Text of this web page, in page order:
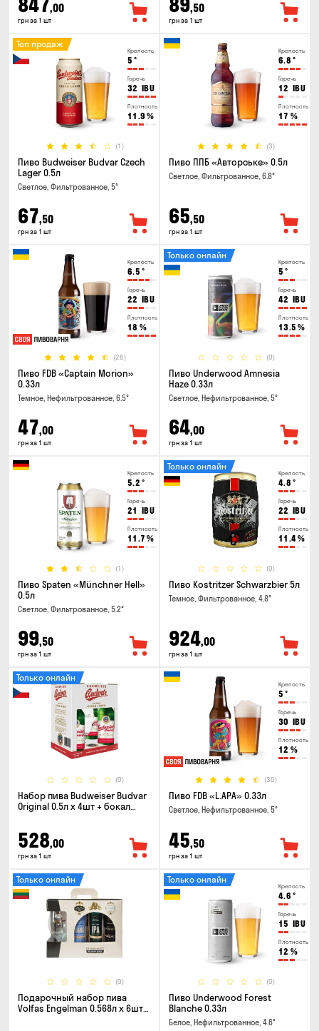
,00
грн за 1 шт
,50
грн за 1 шт
Крепость
5 °
Горечь
32 IBU
Плотность
11.9 %
(1)
Топ продаж
Пиво Budweiser Budvar Czech
Lager 0.5л
Светлое, Фильтрованное, 5°
67,50
грн за 1 шт
Крепость
6.8 °
Горечь
12 IBU
Плотность
17 %
(3)
Пиво ППБ «Авторське» 0.5л
Светлое, Фильтрованное, 6.8°
65,50
грн за 1 шт
Крепость
6.5 °
Горечь
22 IBU
Плотность
18 %
(26)
Пиво FDB «Captain Morion»
0.33л
Темное, Нефильтрованное, 6.5°
47,00
грн за 1 шт
Крепость
5 °
Горечь
42 IBU
Плотность
13.5 %
(0)
Только онлайн
Пиво Underwood Amnesia
Haze 0.33л
Светлое, Нефильтрованное, 5°
64,00
грн за 1 шт
Крепость
5.2 °
Горечь
21 IBU
Плотность
11.7 %
(1)
Пиво Spaten «Münchner Hell»
0.5л
Светлое, Фильтрованное, 5.2°
99,50
грн за 1 шт
Крепость
4.8 °
Горечь
22 IBU
Плотность
11.4%
(0)
Только онлайн
Пиво Kostritzer Schwarzbier 5л
Темное, Фильтрованное, 4.8°
924,00
грн за 1 шт
(0)
Только онлайн
Набор пива Budweiser Budvar
Original 0.5л х 4шт + бокал
528,00
грн за 1 шт
Крепость
5 °
Горечь
30 IBU
Плотность
12 %
(30)
Пиво FDB «L.APA» 0.33л
Светлое, Нефильтрованное, 5°
45,50
грн за 1 шт
(0)
Только онлайн
Подарочный набор пива
Volfas Engelman 0.568л x 6шт +
Крепость
4.6 °
Горечь
15 IBU
Плотность
12 %
(0)
Только онлайн
Пиво Underwood Forest
Blanche 0.33л
Белое, Нефильтрованное, 4.6°